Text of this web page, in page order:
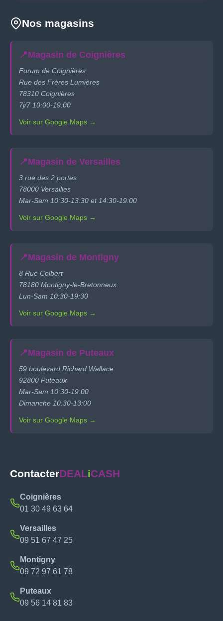
Nos magasins
📍Magasin de Coignières
Forum de Coignières
Rue des Frères Lumières
78310 Coignières
7j/7 10:00-19:00
Voir sur Google Maps →
📍Magasin de Versailles
3 rue des 2 portes
78000 Versailles
Mar-Sam 10:30-13:30 et 14:30-19:00
Voir sur Google Maps →
📍Magasin de Montigny
8 Rue Colbert
78180 Montigny-le-Bretonneux
Lun-Sam 10:30-19:30
Voir sur Google Maps →
📍Magasin de Puteaux
59 boulevard Richard Wallace
92800 Puteaux
Mar-Sam 10:30-19:00
Dimanche 10:30-13:00
Voir sur Google Maps →
ContacterDEALiCASH
Coignières
01 30 49 63 64
Versailles
09 51 67 47 25
Montigny
09 72 97 61 78
Puteaux
09 56 14 81 83